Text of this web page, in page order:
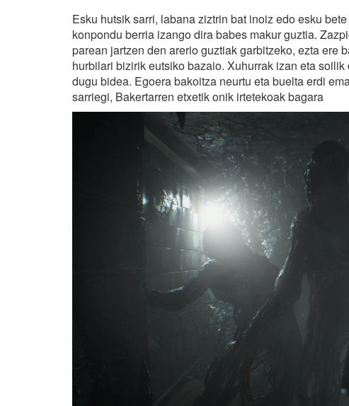
Esku hutsik sarri, labana ziztrin bat inoiz edo esku
konpondu berria izango dira babes makur guztia.
parean jartzen den arerio guztiak garbitzeko, ezta ere
hurbilari bizirik eutsiko bazaio. Xuhurrak izan eta
dugu bidea. Egoera bakoitza neurtu eta buelta erdi
sarriegi, Bakertarren etxetik onik irtetekoak bagara